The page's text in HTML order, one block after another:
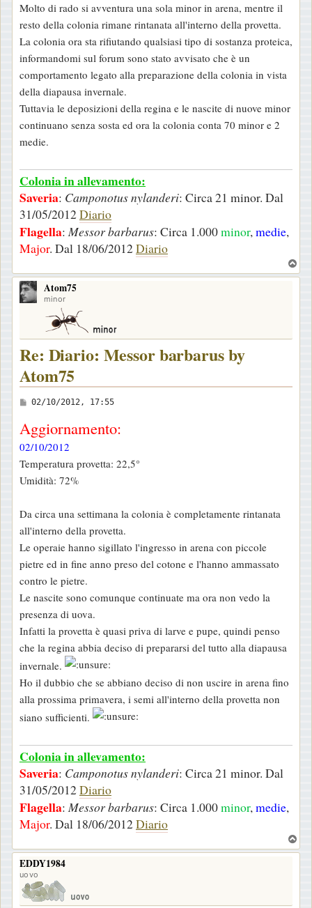
Molto di rado si avventura una sola minor in arena, mentre il
resto della colonia rimane rintanata all'interno della provetta.
La colonia ora sta rifiutando qualsiasi tipo di sostanza proteica,
informandomi sul forum sono stato avvisato che è un
comportamento legato alla preparazione della colonia in vista
della diapausa invernale.
Tuttavia le deposizioni della regina e le nascite di nuove minor
continuano senza sosta ed ora la colonia conta 70 minor e 2
medie.
Colonia in allevamento:
Saveria: Camponotus nylanderi: Circa 21 minor. Dal
31/05/2012Diario
Flagella: Messor barbarus: Circa 1.000minor,medie,
Major. Dal 18/06/2012Diario
o
Atom75
minor
Re: Diario: Messor barbarus by
Atom75
M
s
s
a
g
i
o
02/10/2012, 17:55
Aggiornamento:
02/10/2012
Temperatura provetta: 22,5°
Umidità: 72%
Da circa una settimana la colonia è completamente rintanata
all'interno della provetta.
Le operaie hanno sigillato l'ingresso in arena con piccole
pietre ed in fine anno preso del cotone e l'hanno ammassato
contro le pietre.
Le nascite sono comunque continuate ma ora non vedo la
presenza di uova.
Infatti la provetta è quasi priva di larve e pupe, quindi penso
che la regina abbia deciso di prepararsi del tutto alla diapausa
invernale.
Ho il dubbio che se abbiano deciso di non uscire in arena fino
alla prossima primavera, i semi all'interno della provetta non
siano sufficienti.
Colonia in allevamento:
Saveria: Camponotus nylanderi: Circa 21 minor. Dal
31/05/2012Diario
Flagella: Messor barbarus: Circa 1.000minor,medie,
Major. Dal 18/06/2012Diario
o
EDDY1984
uovo